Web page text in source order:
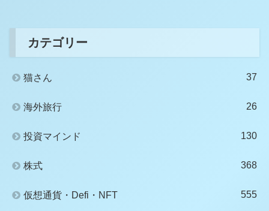
カテゴリー
猫さん 37
海外旅行 26
投資マインド 130
株式 368
仮想通貨・Defi・NFT 555